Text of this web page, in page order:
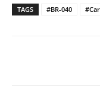
TAGS #BR-040